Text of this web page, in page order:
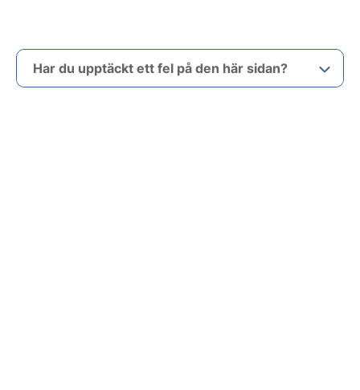
Har du upptäckt ett fel på den här sidan?